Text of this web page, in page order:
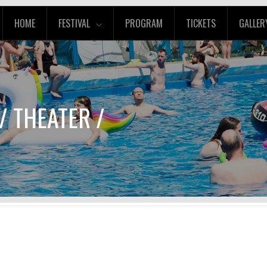
HOME FESTIVAL PROGRAM TICKETS
THEATER /